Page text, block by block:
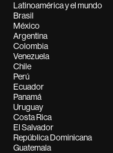
Latinoamérica y el mundo
Brasil
México
Argentina
Colombia
Venezuela
Chile
Perú
Ecuador
Panamá
Uruguay
Costa Rica
El Salvador
República Dominicana
Guatemala